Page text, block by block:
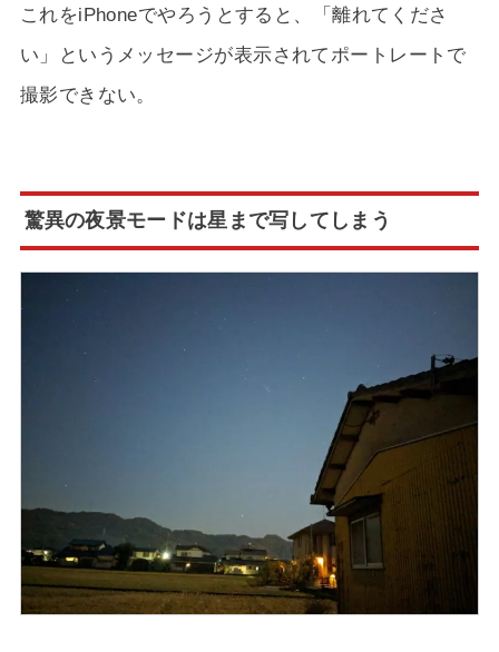
これをiPhoneでやろうとすると、「離れてくださ
い」というメッセージが表示されてポートレートで
撮影できない。
驚異の夜景モードは星まで写してしまう